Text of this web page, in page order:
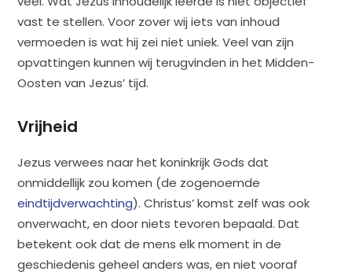
vast te stellen. Voor zover wij iets van inhoud
vermoeden is wat hij zei niet uniek. Veel van zijn
opvattingen kunnen wij terugvinden in het Midden-
Oosten van Jezus’ tijd.
Vrijheid
Jezus verwees naar het koninkrijk Gods dat
onmiddellijk zou komen (de zogenoemde
eindtijdverwachting). Christus’ komst zelf was ook
onverwacht, en door niets tevoren bepaald. Dat
betekent ook dat de mens elk moment in de
geschiedenis geheel anders was, en niet vooraf